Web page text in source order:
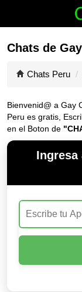
Chats de
Chats Peru
Bienvenid@ a Gay
Peru es gratis,
en el Boton de
Ingresa